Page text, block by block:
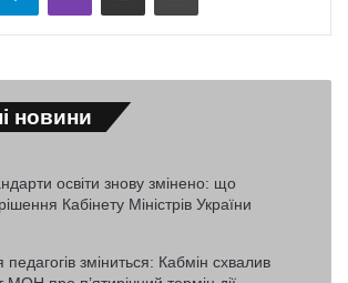
новини
освіти знову змінено: що
Кабінету Міністрів України
педагогів зміниться: Кабмін схвалив